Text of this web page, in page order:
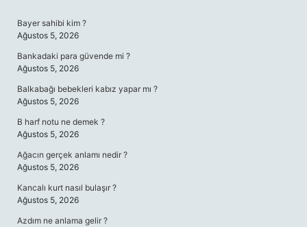
Bayer sahibi kim ?
Ağustos 5, 2026
Bankadaki para güvende mi ?
Ağustos 5, 2026
Balkabağı bebekleri kabız yapar mı ?
Ağustos 5, 2026
B harf notu ne demek ?
Ağustos 5, 2026
Ağacın gerçek anlamı nedir ?
Ağustos 5, 2026
Kancalı kurt nasıl bulaşır ?
Ağustos 5, 2026
Azdım ne anlama gelir ?